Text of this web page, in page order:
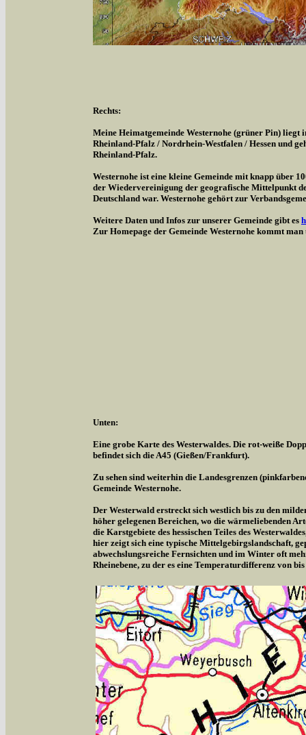
Rechts:
Meine Heimatgemeinde Westernohe (grüner Pin) liegt
Rheinland-Pfalz / Nordrhein-Westfalen / Hessen und
Rheinland-Pfalz.
Westernohe ist eine kleine Gemeinde mit knapp über
der Wiedervereinigung der geografische Mittelpunkt
Deutschland war. Westernohe gehört zur
Weitere Daten und Infos zur unserer Gemeinde gibt es
Zur Homepage der Gemeinde Westernohe kommt
Unten:
Eine grobe Karte des Westerwaldes. Die rot-weiße
befindet sich die A45 (Gießen/Frankfurt).
Zu sehen sind weiterhin die Landesgrenzen
Gemeinde Westernohe.
Der Westerwald erstreckt sich westlich bis zu den
höher gelegenen Bereichen, wo die wärmeliebenden
die Karstgebiete des hessischen Teiles des
hier zeigt sich eine typische Mittelgebirgslandschaft,
abwechslungsreiche Fernsichten und im Winter oft
Rheinebene, zu der es eine Temperaturdifferenz von